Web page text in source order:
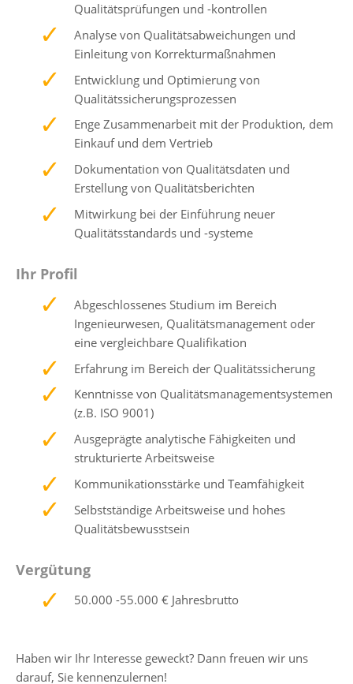
Qualitätsprüfungen und -kontrollen
Analyse von Qualitätsabweichungen und
Einleitung von Korrekturmaßnahmen
Entwicklung und Optimierung von
Qualitätssicherungsprozessen
Enge Zusammenarbeit mit der Produktion, dem
Einkauf und dem Vertrieb
Dokumentation von Qualitätsdaten und
Erstellung von Qualitätsberichten
Mitwirkung bei der Einführung neuer
Qualitätsstandards und -systeme
Ihr Profil
Abgeschlossenes Studium im Bereich
Ingenieurwesen, Qualitätsmanagement oder
eine vergleichbare Qualifikation
Erfahrung im Bereich der Qualitätssicherung
Kenntnisse von Qualitätsmanagementsystemen
(z.B. ISO 9001)
Ausgeprägte analytische Fähigkeiten und
strukturierte Arbeitsweise
Kommunikationsstärke und Teamfähigkeit
Selbstständige Arbeitsweise und hohes
Qualitätsbewusstsein
Vergütung
50.000 -55.000 € Jahresbrutto
Haben wir Ihr Interesse geweckt? Dann freuen wir uns
darauf, Sie kennenzulernen!